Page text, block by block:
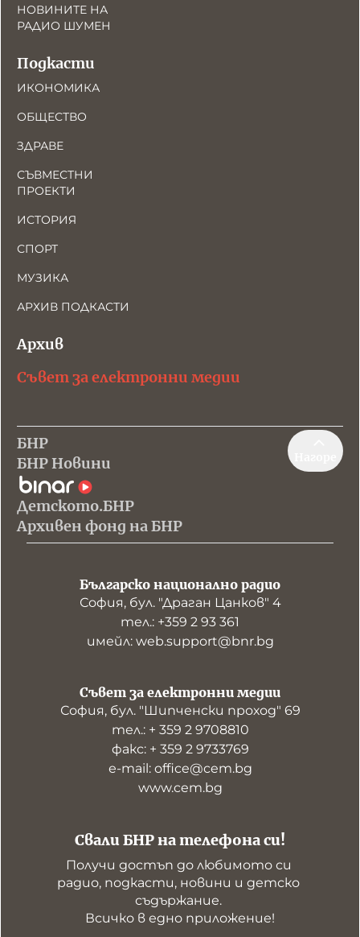
НОВИНИТЕ НА
РАДИО ШУМЕН
Подкасти
ИКОНОМИКА
ОБЩЕСТВО
ЗДРАВЕ
СЪВМЕСТНИ
ПРОЕКТИ
ИСТОРИЯ
СПОРТ
МУЗИКА
АРХИВ ПОДКАСТИ
Архив
Съвет за електронни медии
БНР
БНР Новини
Детското.БНР
Архивен фонд на БНР
Българско национално радио
София, бул. "Драган Цанков" 4
тел.: +359 2 93 361
имейл: web.support@bnr.bg
Свали БНР на телефона си!
Получи достъп до любимото си
радио, подкасти, новини и детско
съдържание.
Всичко в едно приложение!
Съвет за електронни медии
София, бул. "Шипченски проход" 69
тел.: + 359 2 9708810
факс: + 359 2 9733769
е-mail: office@cem.bg
www.cem.bg